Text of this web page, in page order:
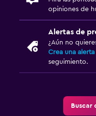
opiniones de
Alertas de
¿Aún no
Crea una
seguimiento.
Buscar